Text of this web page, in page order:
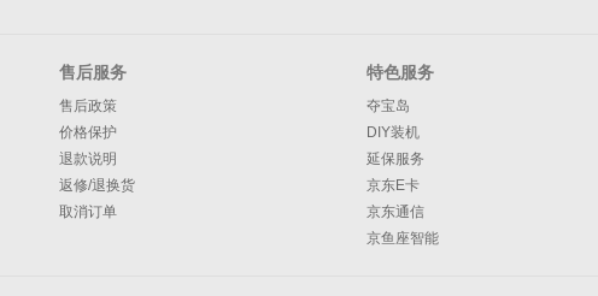
售后服务
售后政策
价格保护
退款说明
返修/退换货
取消订单
特色服务
夺宝岛
DIY装机
延保服务
京东E卡
京东通信
京鱼座智能